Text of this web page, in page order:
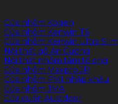
Cửa nhôm Kogen
Cửa nhôm Kenwin T6
Cửa nhôm Kenwin Ultra Slim
Nội thất gỗ An Cường
Nội thất nhôm tấm tổ ong
Cửa nhôm Maxpro.JP
Cửa nhôm PMI nhập khẩu
Cửa nhôm JMA
Cửa cuốn Austdoor